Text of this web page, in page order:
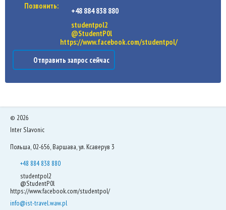
Позвонить:
+48 884 838 880
studentpol2
@StudentP0l
https://www.facebook.com/studentpol/
Отправить запрос сейчас
© 2026
Inter Slavonic
Польша, 02-656, Варшава, ул. Ксаверув 3
+48 884 838 880
studentpol2
@StudentP0l
https://www.facebook.com/studentpol/
info@ist-travel.waw.pl